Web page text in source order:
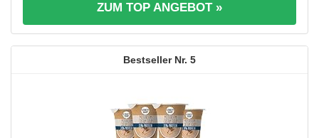
ZUM TOP ANGEBOT »
5